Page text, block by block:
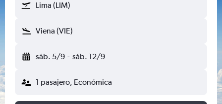
Lima (LIM)
Viena (VIE)
sáb. 5/9 - sáb. 12/9
1 pasajero, Económica